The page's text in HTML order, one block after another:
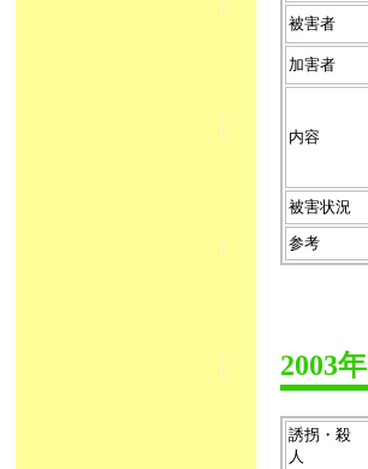
被害者
加害者
内容
被害状況
参考
2003年
誘拐・殺
人